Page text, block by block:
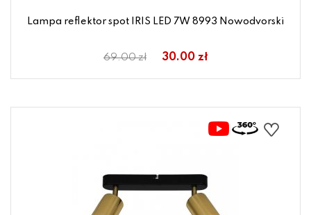
Lampa reflektor spot IRIS LED 7W 8993 Nowodvorski
69.00 zł 30.00 zł